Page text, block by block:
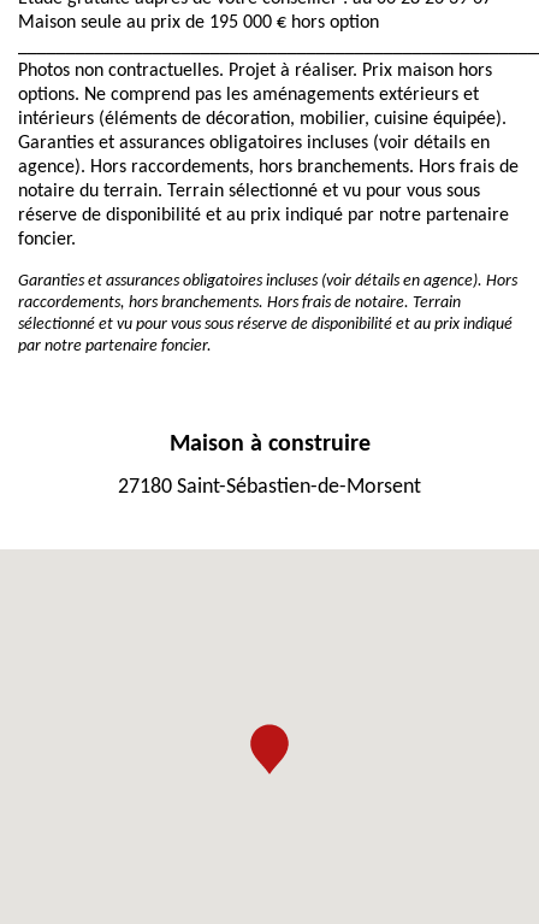
Maison seule au prix de 195 000 € hors option
Photos non contractuelles. Projet à réaliser. Prix maison hors
options. Ne comprend pas les aménagements extérieurs et
intérieurs (éléments de décoration, mobilier, cuisine équipée).
Garanties et assurances obligatoires incluses (voir détails en
agence). Hors raccordements, hors branchements. Hors frais de
notaire du terrain. Terrain sélectionné et vu pour vous sous
réserve de disponibilité et au prix indiqué par notre partenaire
foncier.
Garanties et assurances obligatoires incluses (voir détails en agence). Hors
raccordements, hors branchements. Hors frais de notaire. Terrain
sélectionné et vu pour vous sous réserve de disponibilité et au prix indiqué
par notre partenaire foncier.
Maison à construire
27180 Saint-Sébastien-de-Morsent